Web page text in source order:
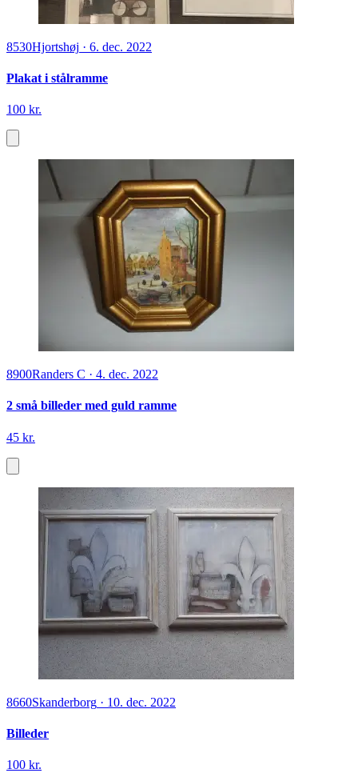
8530Hjortshøj · 6. dec. 2022
Plakat i stålramme
100 kr.
8900Randers C · 4. dec. 2022
2 små billeder med guld ramme
45 kr.
8660Skanderborg · 10. dec. 2022
Billeder
100 kr.